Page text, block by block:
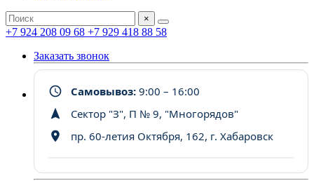
×
+7 924 208 09 68 +7 929 418 88 58
Заказать звонок
Самовывоз: 9:00 – 16:00
Сектор "З", П № 9, "Многорядов"
пр. 60-летия Октября, 162, г. Хабаровск